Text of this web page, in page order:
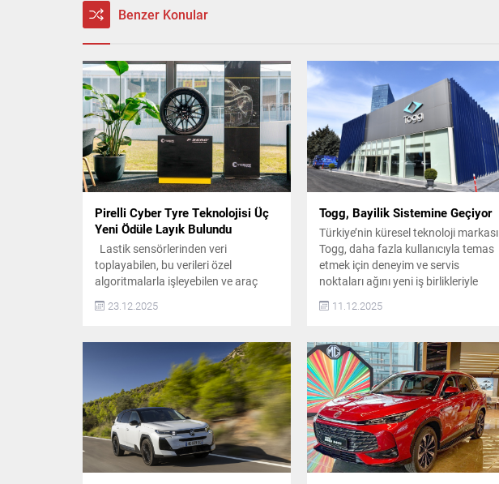
Benzer Konular
Pirelli Cyber Tyre Teknolojisi Üç
Yeni Ödüle Layık Bulundu
Lastik sensörlerinden veri
toplayabilen, bu verileri özel
algoritmalarla işleyebilen ve araç
iletişim kurabilen, dünyanın ilk
Cyber™ Tyre teknolojisi sağladığı
güvenlik için üç yeni ödülün sahibi
oldu. Cyber™ Tyre 2025 Fransa
Otomobil Ödülleri’nde “Güvenlik
Ödülü”, 32 Avrupa ülkesini temsil
eden Autobest...
23.12.2025
Togg, Bayilik Sistemine Geçiyor
Türkiye’nin küresel teknoloji markası
Togg, daha fazla kullanıcıyla temas
etmek için deneyim ve servis
noktaları ağını yeni iş birlikleriyle
boyunca Bursa (Koçaslanlar
(Koluman), Trabzon (Beyazlı
Otomotiv) ve Tekirdağ (Volkan
Otomotiv) temsilci bayilikleri
faaliyete geçecek.
11.12.2025